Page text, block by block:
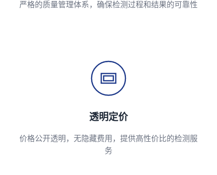
严格的质量管理体系，确保检测过程和结果的可靠性
透明定价
价格公开透明，无隐藏费用，提供高性价比的检测服
务